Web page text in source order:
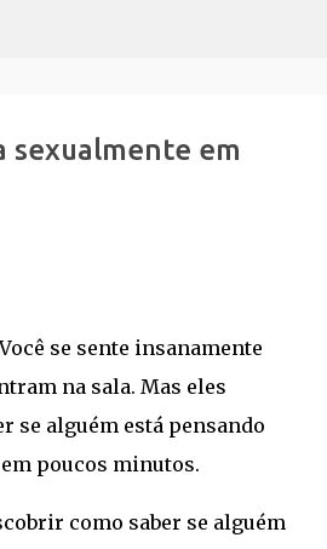
sexualmente em
se sente insanamente
na sala. Mas eles
se alguém está pensando
poucos minutos.
como saber se alguém